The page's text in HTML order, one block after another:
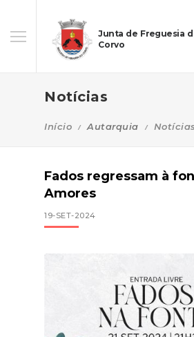
Junta de Freguesia
Corvo
Notícias
Início Autarquia
Fados regressam à
Amores
19-SET-2024